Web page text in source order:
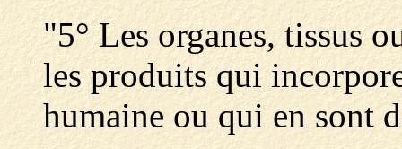
"5° Les organes, tissus
les produits qui
humaine ou qui en sont